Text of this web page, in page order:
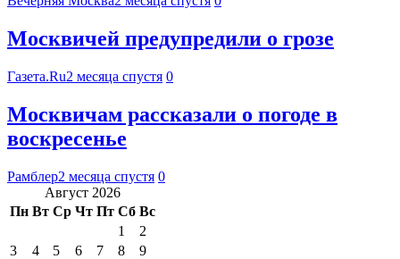
Москвичей предупредили о грозе
Газета.Ru2 месяца спустя 0
Москвичам рассказали о погоде в
воскресенье
Рамблер2 месяца спустя 0
Август 2026
Пн Вт Ср Чт Пт Сб Вс
1
2
3
4 5 6 7 8
9